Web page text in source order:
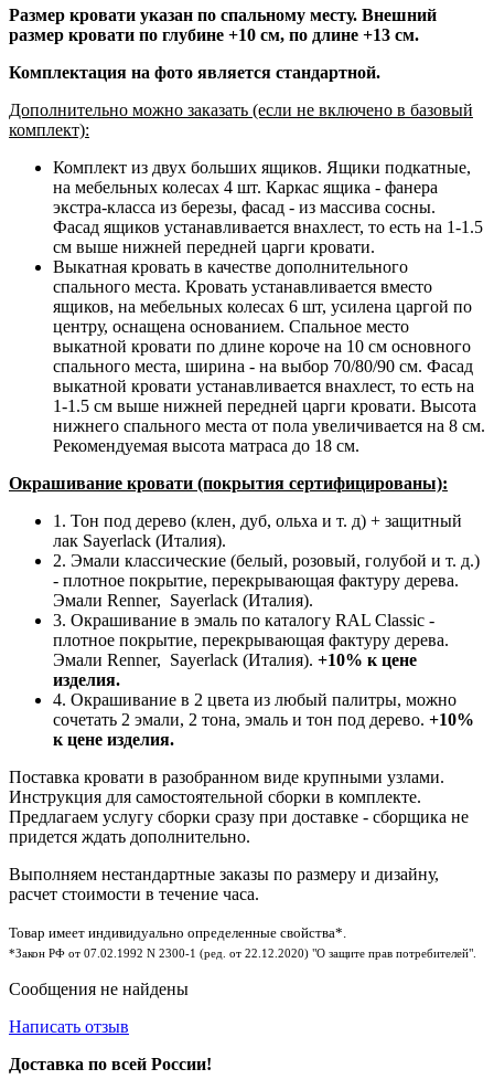
Размер кровати указан по спальному месту. Внешний
размер кровати по глубине +10 см, по длине +13 см.
Комплектация на фото является стандартной.
Дополнительно можно заказать (если не включено в базовый
комплект):
Комплект из двух больших ящиков. Ящики подкатные,
на мебельных колесах 4 шт. Каркас ящика - фанера
экстра-класса из березы, фасад - из массива сосны.
Фасад ящиков устанавливается внахлест, то есть на 1-1.5
см выше нижней передней царги кровати.
Выкатная кровать в качестве дополнительного
спального места. Кровать устанавливается вместо
ящиков, на мебельных колесах 6 шт, усилена царгой по
центру, оснащена основанием. Спальное место
выкатной кровати по длине короче на 10 см основного
спального места, ширина - на выбор 70/80/90 см. Фасад
выкатной кровати устанавливается внахлест, то есть на
1-1.5 см выше нижней передней царги кровати. Высота
нижнего спального места от пола увеличивается на 8 см.
Рекомендуемая высота матраса до 18 см.
Окрашивание кровати (покрытия сертифицированы):
1. Тон под дерево (клен, дуб, ольха и т. д) + защитный
лак Sayerlack (Италия).
2. Эмали классические (белый, розовый, голубой и т. д.)
- плотное покрытие, перекрывающая фактуру дерева.
Эмали Renner, Sayerlack (Италия).
3. Окрашивание в эмаль по каталогу RAL Classic -
плотное покрытие, перекрывающая фактуру дерева.
Эмали Renner, Sayerlack (Италия). +10% к цене
изделия.
4. Окрашивание в 2 цвета из любый палитры, можно
сочетать 2 эмали, 2 тона, эмаль и тон под дерево. +10%
к цене изделия.
Поставка кровати в разобранном виде крупными узлами.
Инструкция для самостоятельной сборки в комплекте.
Предлагаем услугу сборки сразу при доставке - сборщика не
придется ждать дополнительно.
Выполняем нестандартные заказы по размеру и дизайну,
расчет стоимости в течение часа.
Товар имеет индивидуально определенные свойства*.
*Закон РФ от 07.02.1992 N 2300-1 (ред. от 22.12.2020) "О защите прав потребителей".
Сообщения не найдены
Написать отзыв
Доставка по всей России!